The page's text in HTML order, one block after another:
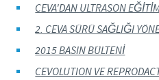
CEVA'DAN ULTRASON
2. CEVA SÜRÜ SAĞLIĞI
2015 BASIN BÜLTENİ
CEVOLUTION VE